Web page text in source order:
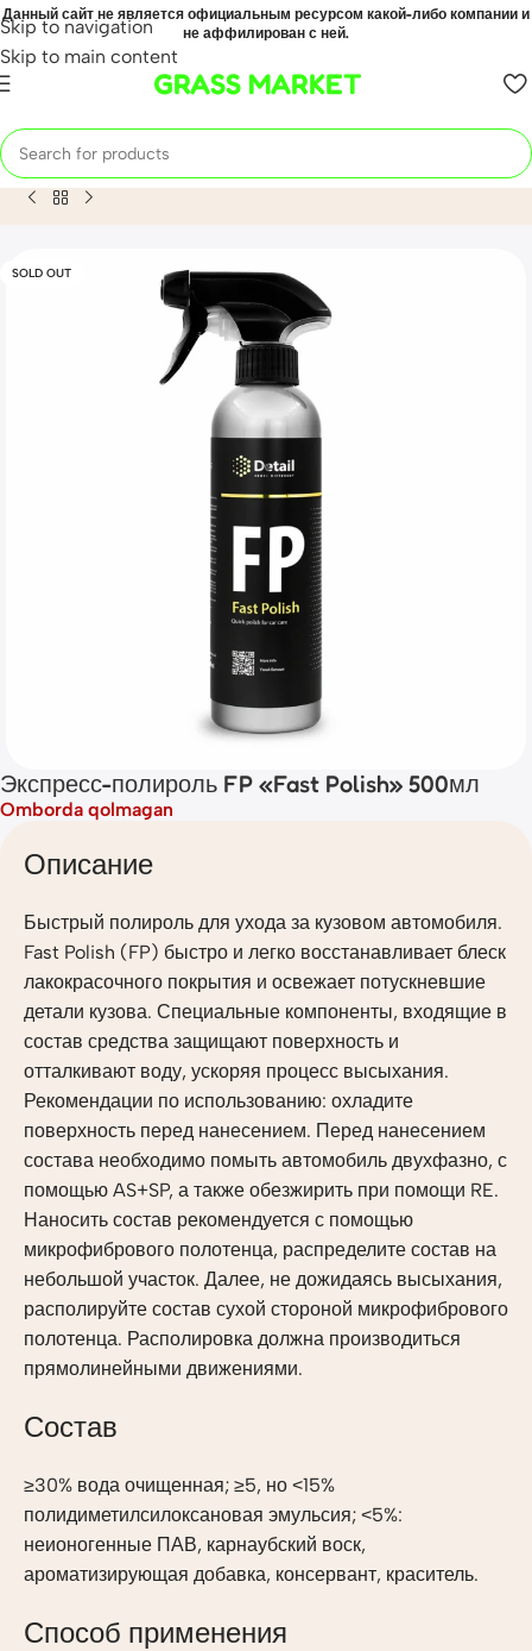
Skip to navigation
Skip to main content
Данный сайт не является официальным ресурсом какой-либо компании и
не аффилирован с ней.
GRASS MARKET
Home Mahsulot Экспресс-полироль FP «Fast Polish»
SOLD OUT
Экспресс-полироль FP «Fast Polish» 500мл
Omborda qolmagan
Описание
Быстрый полироль для ухода за кузовом автомобиля.
Fast Polish (FP) быстро и легко восстанавливает блеск
лакокрасочного покрытия и освежает потускневшие
детали кузова. Специальные компоненты, входящие в
состав средства защищают поверхность и
отталкивают воду, ускоряя процесс высыхания.
Рекомендации по использованию: охладите
поверхность перед нанесением. Перед нанесением
состава необходимо помыть автомобиль двухфазно, с
помощью AS+SP, а также обезжирить при помощи RE.
Наносить состав рекомендуется с помощью
микрофибрового полотенца, распределите состав на
небольшой участок. Далее, не дожидаясь высыхания,
располируйте состав сухой стороной микрофибрового
полотенца. Располировка должна производиться
прямолинейными движениями.
Состав
≥30% вода очищенная; ≥5, но ˂15%
полидиметилсилоксановая эмульсия; ˂5%:
неионогенные ПАВ, карнаубский воск,
ароматизирующая добавка, консервант, краситель.
Способ применения